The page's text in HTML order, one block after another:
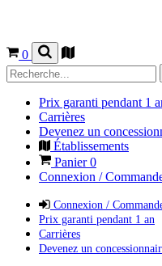
0
Prix garanti pendant 1
Carrières
Devenez un
Établissements
Panier0
Connexion /
Connexion /
Prix garanti pendant 1 an
Carrières
Devenez un